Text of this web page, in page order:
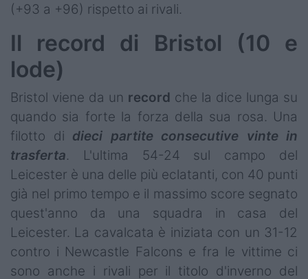
(+93 a +96) rispetto ai rivali.
Il record di Bristol (10 e
lode)
Bristol viene da un record che la dice lunga su
quando sia forte la forza della sua rosa. Una
filotto di dieci partite consecutive vinte in
trasferta. L'ultima 54-24 sul campo del
Leicester è una delle più eclatanti, con 40 punti
già nel primo tempo e il massimo score segnato
quest'anno da una squadra in casa del
Leicester. La cavalcata è iniziata con un 31-12
contro i Newcastle Falcons e fra le vittime ci
sono anche i rivali per il titolo d'inverno del